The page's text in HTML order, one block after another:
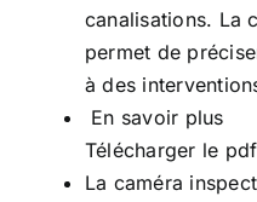
canalisations. La
permet de
à des
En savoir plus
Télécharger le pdf
La caméra